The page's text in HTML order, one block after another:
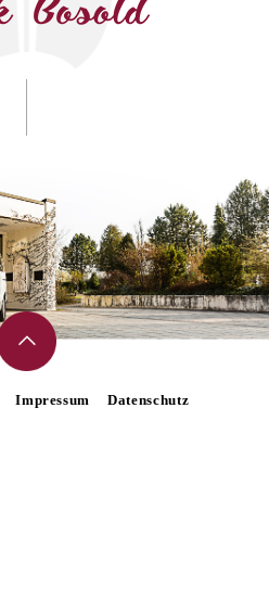
Impressum Datenschutz